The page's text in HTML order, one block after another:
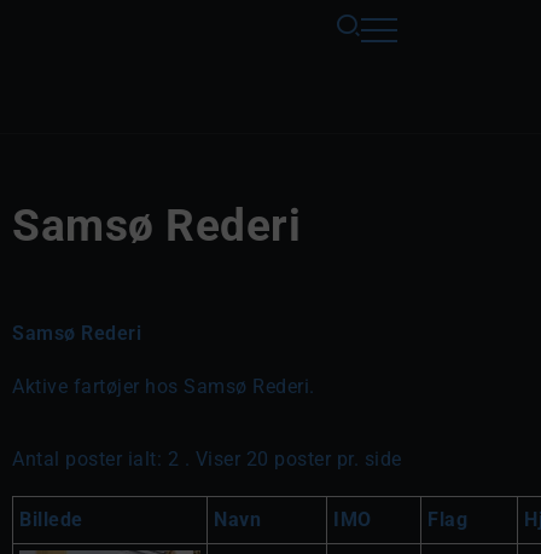
Samsø Rederi
Samsø Rederi
Aktive fartøjer hos Samsø Rederi.
Antal poster ialt: 2 . Viser 20 poster pr. side
Billede Navn IMO Flag